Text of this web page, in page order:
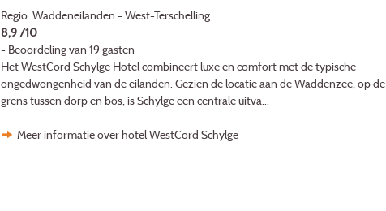
Regio: Waddeneilanden - West-Terschelling
8,9 /10
- Beoordeling van 19 gasten
Het WestCord Schylge Hotel combineert luxe en comfort met de typische
ongedwongenheid van de eilanden. Gezien de locatie aan de Waddenzee, op de
grens tussen dorp en bos, is Schylge een centrale uitva...
Meer informatie over hotel WestCord Schylge